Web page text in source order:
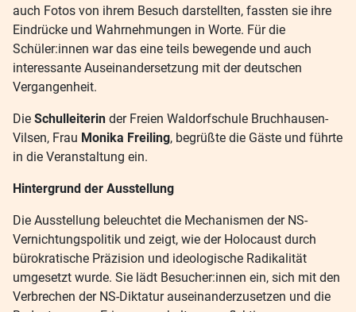
auch Fotos von ihrem Besuch darstellten, fassten sie ihre
Eindrücke und Wahrnehmungen in Worte. Für die
Schüler:innen war das eine teils bewegende und auch
interessante Auseinandersetzung mit der deutschen
Vergangenheit.
Die Schulleiterin der Freien Waldorfschule Bruchhausen-
Vilsen, Frau Monika Freiling, begrüßte die Gäste und führte
in die Veranstaltung ein.
Hintergrund der Ausstellung
Die Ausstellung beleuchtet die Mechanismen der NS-
Vernichtungspolitik und zeigt, wie der Holocaust durch
bürokratische Präzision und ideologische Radikalität
umgesetzt wurde. Sie lädt Besucher:innen ein, sich mit den
Verbrechen der NS-Diktatur auseinanderzusetzen und die